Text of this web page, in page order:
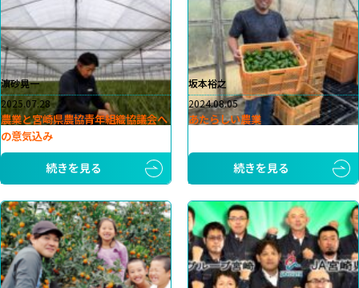
濵砂晃一
2025.07.28
農業と宮崎県農協青年組織協議会へ
の意気込み
続きを見る
坂本裕之
2024.08.05
あたらしい農業
続きを見る